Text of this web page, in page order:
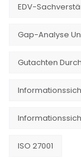
EDV-
Gap-Analyse
Gutachten
ISO 27001